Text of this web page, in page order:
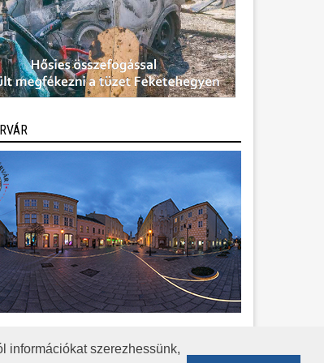
információkat szerezhessünk,
ADATOK ADATVÉDELEM